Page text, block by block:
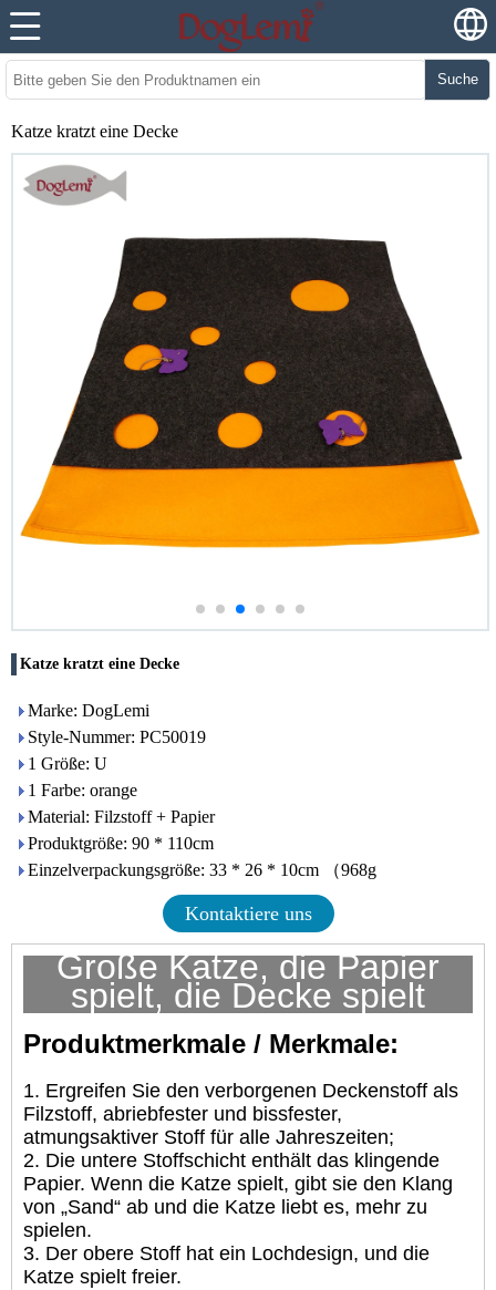
Suche
Katze kratzt eine Decke
Katze kratzt eine Decke
Marke: DogLemi
Style-Nummer: PC50019
1 Größe: U
1 Farbe: orange
Material: Filzstoff + Papier
Produktgröße: 90 * 110cm
Einzelverpackungsgröße: 33 * 26 * 10cm （968g
Kontaktiere uns
Große Katze, die Papier
spielt, die Decke spielt
Produktmerkmale / Merkmale:
1. Ergreifen Sie den verborgenen Deckenstoff als
Filzstoff, abriebfester und bissfester,
atmungsaktiver Stoff für alle Jahreszeiten;
2. Die untere Stoffschicht enthält das klingende
Papier. Wenn die Katze spielt, gibt sie den Klang
von „Sand“ ab und die Katze liebt es, mehr zu
spielen.
3. Der obere Stoff hat ein Lochdesign, und die
Katze spielt freier.